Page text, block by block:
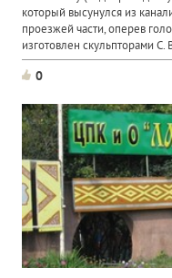
который высунулся из
проезжей части, оперев
изготовлен скульпторами
0